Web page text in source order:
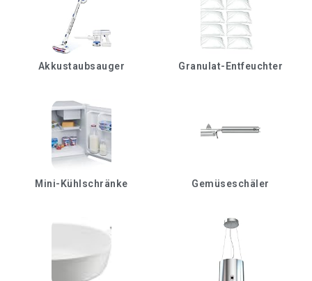
Akkustaubsauger Granulat-Entfeuchter
Mini-Kühlschränke Gemüseschäler